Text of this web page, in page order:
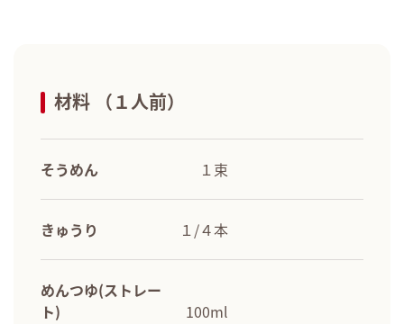
材料 （１人前）
そうめん １束
きゅうり １/４本
めんつゆ(ストレー
ト)
100ml